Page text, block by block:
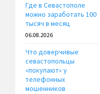
Где в Севастополе
можно заработать 100
тысяч в месяц
06.08.2026
Что доверчивые
севастопольцы
«покупают» у
телефонных
мошенников